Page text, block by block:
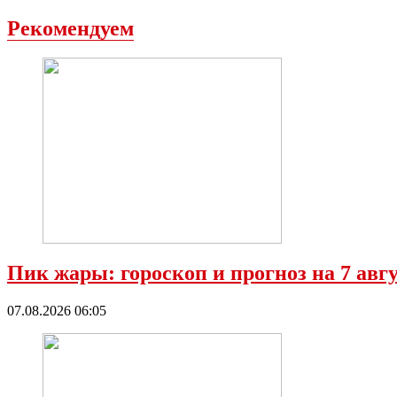
Рекомендуем
Пик жары: гороскоп и прогноз на 7
07.08.2026 06:05